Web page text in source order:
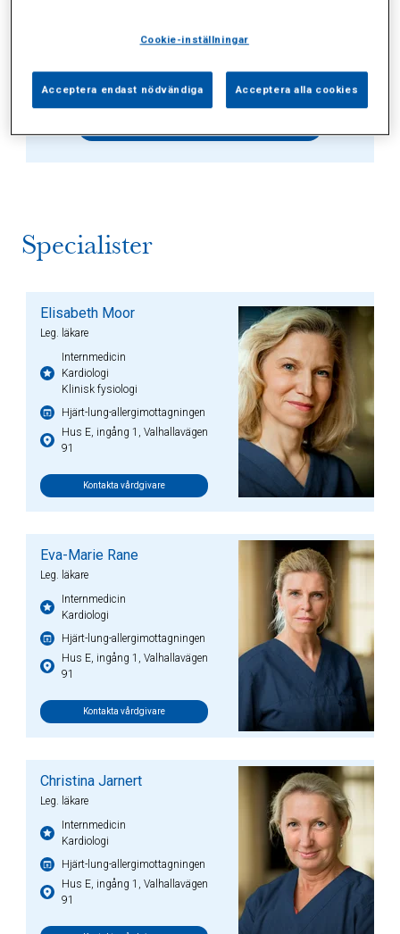
08-34 27 99
Betala själv, Försäkring
Specialister
Elisabeth Moor
Leg. läkare
Internmedicin
Kardiologi
Klinisk fysiologi
Hjärt-lung-allergimottagningen
Hus E, ingång 1, Valhallavägen
91
Kontakta vårdgivare
Eva-Marie Rane
Leg. läkare
Internmedicin
Kardiologi
Hjärt-lung-allergimottagningen
Hus E, ingång 1, Valhallavägen
91
Kontakta vårdgivare
Christina Jarnert
Leg. läkare
Internmedicin
Kardiologi
Hjärt-lung-allergimottagningen
Hus E, ingång 1, Valhallavägen
91
Cookie-inställningar
Acceptera endast nödvändiga Acceptera alla cookies